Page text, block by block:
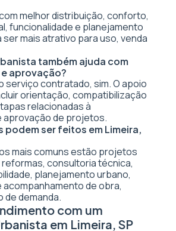
melhor distribuição, conforto,
funcionalidade e planejamento
mais atrativo para uso, venda
também ajuda com
aprovação?
serviço contratado, sim. O apoio
orientação, compatibilização
relacionadas à
aprovação de projetos.
podem ser feitos em Limeira,
mais comuns estão projetos
consultoria técnica,
planejamento urbano,
de obra,
de demanda.
com um
em Limeira, SP